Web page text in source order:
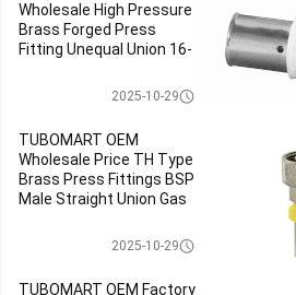
Wholesale High Pressure
Brass Forged Press
Fitting Unequal Union 16-
PEX/PERT Pipe
لوازم جانبی Pex Press2025-10-29
TUBOMART OEM
Wholesale Price TH Type
Brass Press Fittings BSP
Male Straight Union Gas
لوازم جانبی Pex Press2025-10-29
TUBOMART OEM Factory